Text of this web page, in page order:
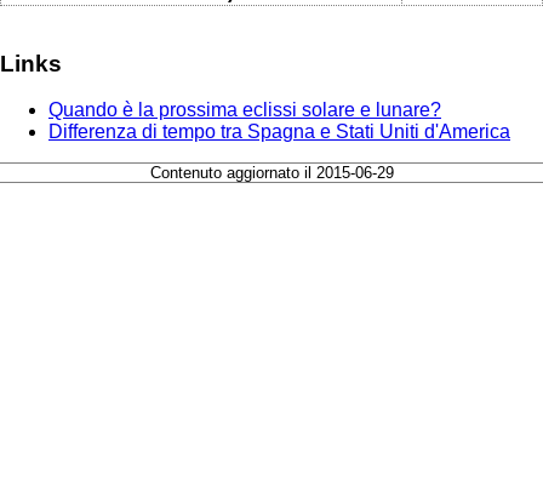
Links
Quando è la prossima eclissi solare e lunare?
Differenza di tempo tra Spagna e Stati Uniti d'America
Contenuto aggiornato il 2015-06-29